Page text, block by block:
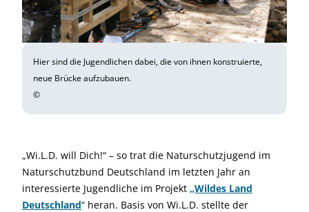
Hier sind die Jugendlichen dabei, die von ihnen konstruierte,
neue Brücke aufzubauen.
©
„Wi.L.D. will Dich!“ – so trat die Naturschutzjugend im
Naturschutzbund Deutschland im letzten Jahr an
interessierte Jugendliche im Projekt „Wildes Land
Deutschland“ heran. Basis von Wi.L.D. stellte der